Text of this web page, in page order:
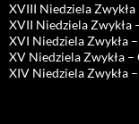
XVIII Niedziela
XVII Niedziela Zwykła
XVI Niedziela Zwykła
XV Niedziela Zwykła
XIV Niedziela Zwykła